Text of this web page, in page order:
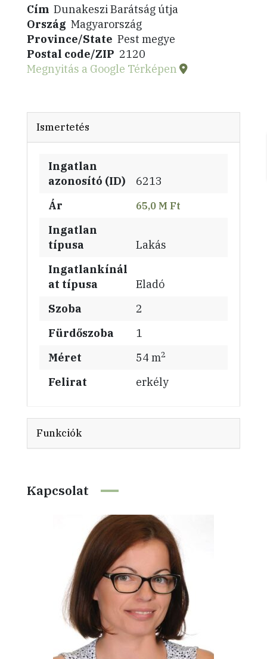
Cím Dunakeszi Barátság útja
Ország Magyarország
Province/State Pest megye
Postal code/ZIP 2120
Megnyitás a Google Térképen
Ismertetés
Ingatlan
azonosító (ID)
6213
Ár
65,0 M Ft
Ingatlan
típusa
Lakás
Ingatlankínál
at típusa
Eladó
Szoba
2
Fürdőszoba
1
Méret
54 m2
Felirat erkély
Funkciók
Kapcsolat